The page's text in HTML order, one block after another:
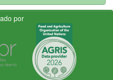
por